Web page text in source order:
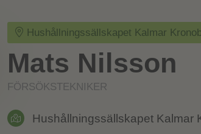
Hushållningssällskapet Kalmar
Mats Nilsson
FÖRSÖKSTEKNIKER
Hushållningssällskapet Kalmar